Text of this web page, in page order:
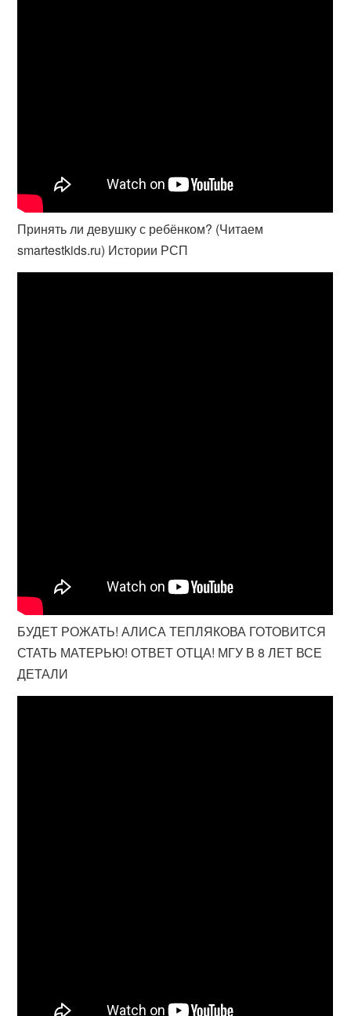
Принять ли девушку с ребёнком? (Читаем
smartestkids.ru) Истории РСП
БУДЕТ РОЖАТЬ! АЛИСА ТЕПЛЯКОВА ГОТОВИТСЯ
СТАТЬ МАТЕРЬЮ! ОТВЕТ ОТЦА! МГУ В 8 ЛЕТ ВСЕ
ДЕТАЛИ